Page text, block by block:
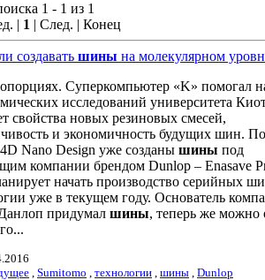
1 - 1 из 1
| 1 | След. | Конец
создавать шины на молекулярном
Суперкомпьютер «K» помогал
исследований университета
свойства новых резиновых смесей,
и экономичность будущих шин. По
Nano Design уже созданы шины под
компании брендом Dunlop – Enasave
начать производство серийных
уже в текущем году. Основатель
придумал шины, теперь же можно
, Sumitomo , технологии , шины , Dunlop